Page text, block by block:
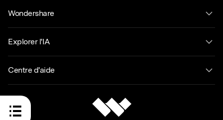
Wondershare
Explorer l'IA
Centre d'aide